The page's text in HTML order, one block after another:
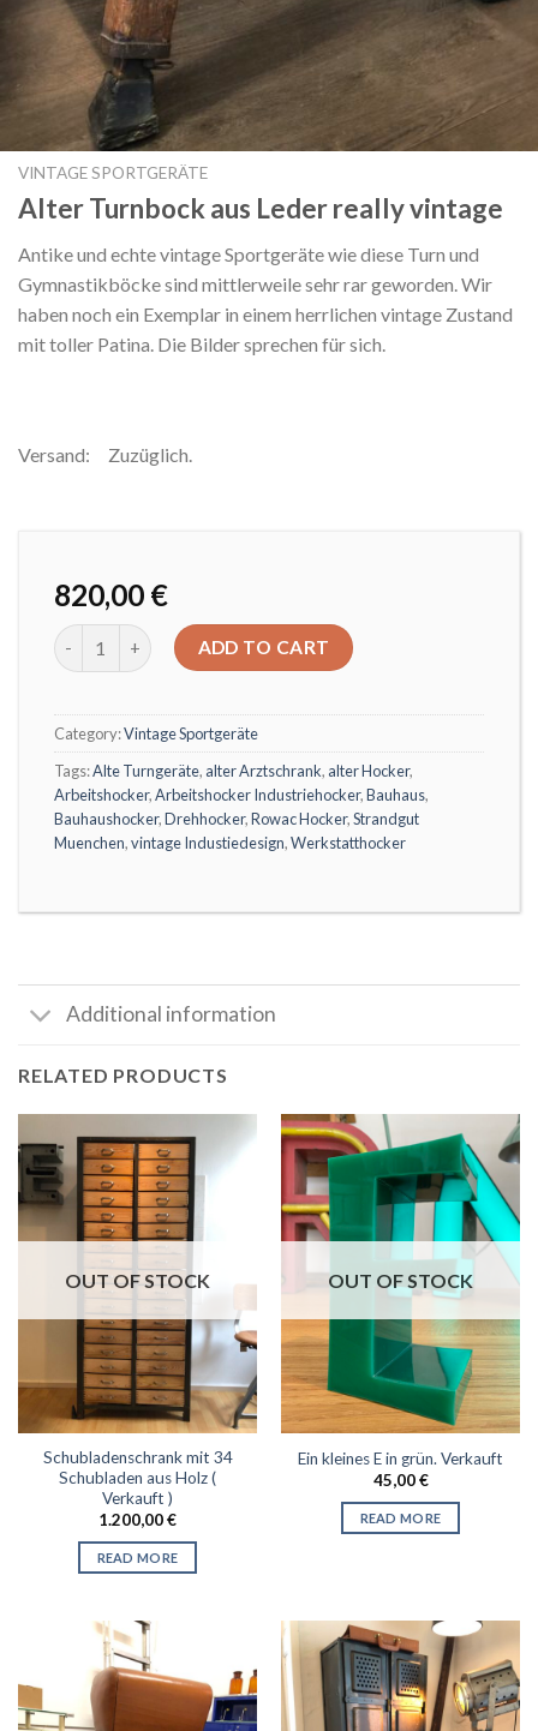
VINTAGE SPORTGERÄTE
Alter Turnbock aus Leder really vintage
Antike und echte vintage Sportgeräte wie diese Turn und
Gymnastikböcke sind mittlerweile sehr rar geworden. Wir
haben noch ein Exemplar in einem herrlichen vintage Zustand
mit toller Patina. Die Bilder sprechen für sich.
Versand: Zuzüglich.
820,00 €
Alter Turnbock aus Leder really vintage quantity
ADD TO CART
Category:Vintage Sportgeräte
Tags:Alte Turngeräte, alter Arztschrank, alter Hocker,
Arbeitshocker,Arbeitshocker Industriehocker,Bauhaus,
Bauhaushocker,Drehhocker,Rowac Hocker,Strandgut
Muenchen,vintage Industiedesign,Werkstatthocker
Additional information
RELATED PRODUCTS
OUT OF STOCK
Schubladenschrank mit 34
Schubladen aus Holz (
Verkauft )
1.200,00€
READ MORE
OUT OF STOCK
Ein kleines E in grün. Verkauft
45,00€
READ MORE